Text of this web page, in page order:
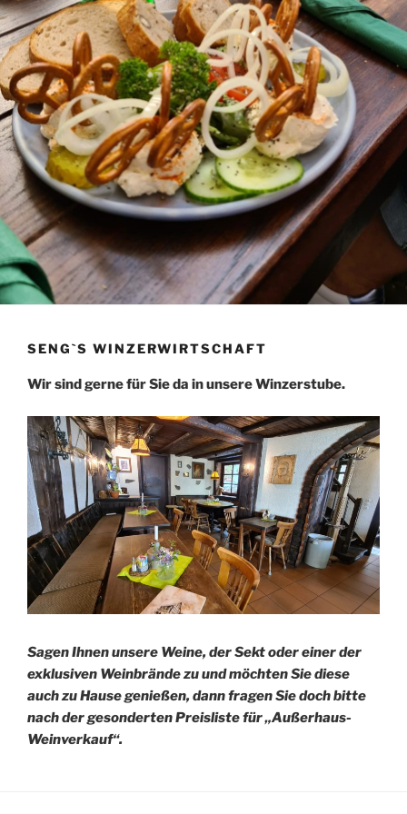
SENG`S WINZERWIRTSCHAFT
Wir sind gerne für Sie da in unsere Winzerstube.
Sagen Ihnen unsere Weine, der Sekt oder einer der
exklusiven Weinbrände zu und möchten Sie diese
auch zu Hause genießen, dann fragen Sie doch bitte
nach der gesonderten Preisliste für „Außerhaus-
Weinverkauf“.